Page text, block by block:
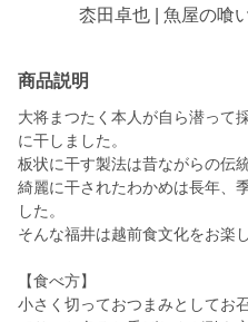
枩田卓也 | 魚屋の喰
商品説明
大将まつたく本人が自ら潜って
に干しました。
板状に干す製法は昔ながらの伝統
綺麗に干されたわかめは長年、
した。
そんな福井は越前食文化をお楽
【食べ方】
小さく切っておつまみとしてお